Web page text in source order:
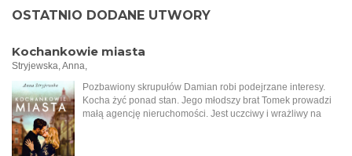
OSTATNIO DODANE UTWORY
Kochankowie miasta
Stryjewska, Anna,
Pozbawiony skrupułów Damian robi podejrzane interesy.
Kocha żyć ponad stan. Jego młodszy brat Tomek prowadzi
małą agencję nieruchomości. Jest uczciwy i wrażliwy na